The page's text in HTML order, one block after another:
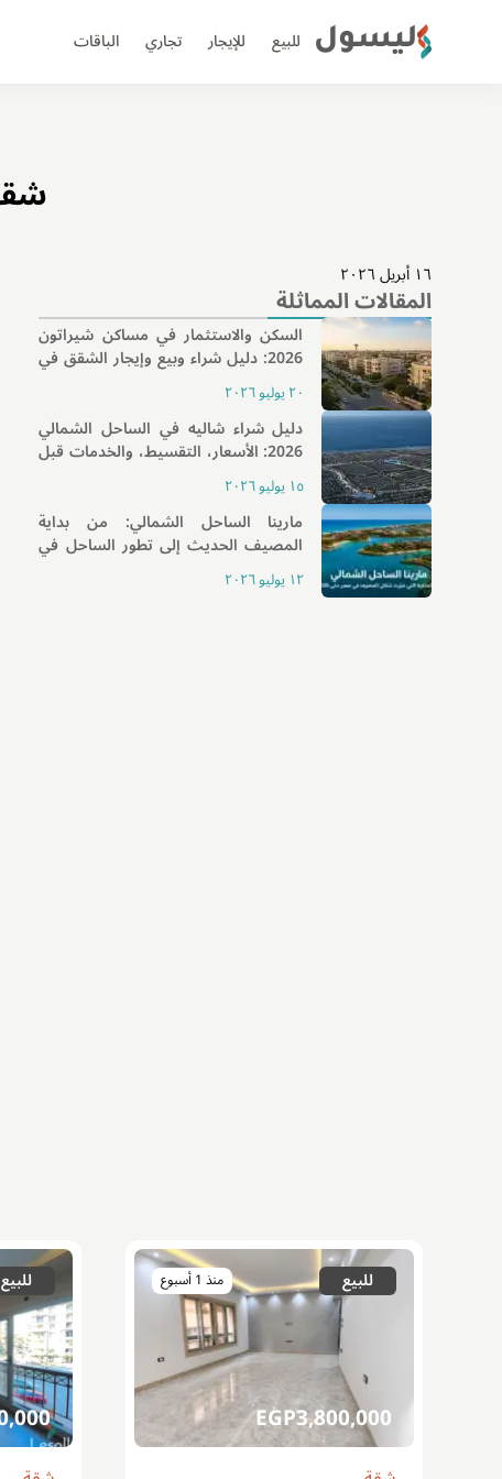
ليسول للبيع للإيجار تجاري الباقات
١٦ أبريل ٢٠٢٦
المقالات المماثلة
السكن والاستثمار في مساكن شيراتون
2026: دليل شراء وبيع وإيجار الشقق في
واحدة من أفضل مناطق القاهرة٢٠ يوليو ٢٠٢٦
دليل شراء شاليه في الساحل الشمالي
2026: الأسعار، التقسيط، والخدمات قبل
الشراء
١٥ يوليو ٢٠٢٦
مارينا الساحل الشمالي: من بداية
المصيف الحديث إلى تطور الساحل في
2026
١٢ يوليو ٢٠٢٦
للبيع منذ 1 أسبوع
3,800,000
EGP
للبيع